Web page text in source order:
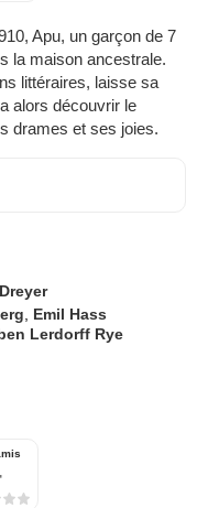
Apu, un garçon de 7
la maison ancestrale.
littéraires, laisse sa
alors découvrir le
drames et ses joies.
Emil Hass
Lerdorff Rye